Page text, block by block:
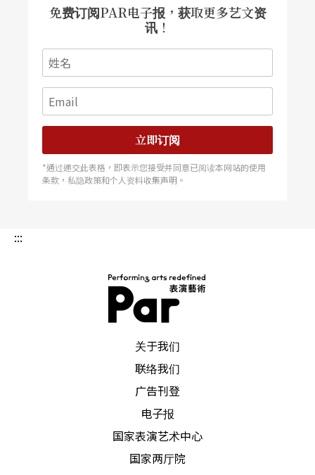
一黑人入侵警卫森严的白人工地索回兄弟尸身为剧
情主干。「狗」是某些非洲地区白人的代称，表面
剧意因此淸楚异常。
一九八五年首演的《西边码头》迷雾重重，步步杀
机，背景设在一停水、断电、连渡轮亦停驶的三不
管码头地带，剧情敷陈城里来的商人如何闯入当地
混混的地盘，冲突乃一发不可收拾。隔年上演的
话，表面故事则借由一「商人」于薄暮时分，在街
是，直至剧终，无人知晓交易中的欲望为何。
同年完稿的《达巴达巴》仅得六页，以一对住在达
巴达巴城的姊弟为主角，不可吿白的爱欲呼之欲
出。稍后，戈尔德思翻译莎剧《冬天的故事》，莎
翁自由的写作体制使他心情一松，写下了喜剧《返
回沙漠》。此剧以兄妹阋墙为故事主轴，暴露六〇
年代法国东部小城居民的狭隘心态，不名誉的「阿
免费订阅PAR电子报，获取更多艺文资
讯！
立即订阅
*通过递交此表格，即表示您接受并同意已阅读本网站的使用
条款，私隐政策和个人资料收集声明。
:::
关于我们
联络我们
广告刊登
电子报
国家表演艺术中心
国家两厅院